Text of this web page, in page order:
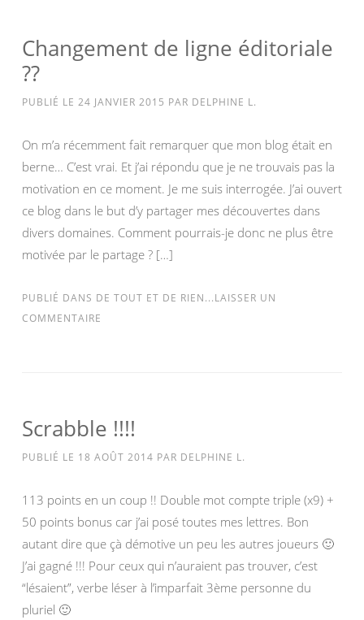
Changement de ligne éditoriale
??
PUBLIÉ LE 24 JANVIER 2015 PAR DELPHINE L.
On m’a récemment fait remarquer que mon blog était en
berne… C’est vrai. Et j’ai répondu que je ne trouvais pas la
motivation en ce moment. Je me suis interrogée. J’ai ouvert
ce blog dans le but d’y partager mes découvertes dans
divers domaines. Comment pourrais-je donc ne plus être
motivée par le partage ? […]
PUBLIÉ DANS DE TOUT ET DE RIEN...LAISSER UN
COMMENTAIRE
Scrabble !!!!
PUBLIÉ LE 18 AOÛT 2014 PAR DELPHINE L.
113 points en un coup !! Double mot compte triple (x9) +
50 points bonus car j’ai posé toutes mes lettres. Bon
autant dire que çà démotive un peu les autres joueurs 🙂
J’ai gagné !!! Pour ceux qui n’auraient pas trouver, c’est
“lésaient”, verbe léser à l’imparfait 3ème personne du
pluriel 🙂